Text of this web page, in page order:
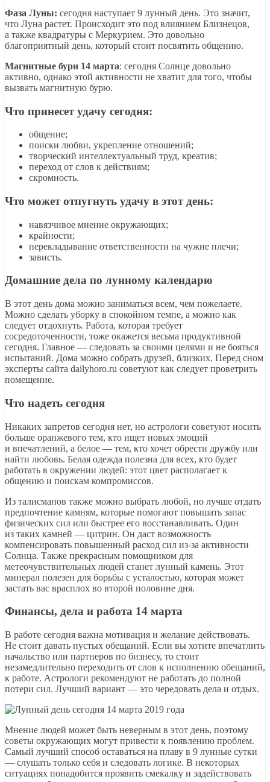
Фаза Луны: сегодня наступает 9 лунный день. Это значит,
что Луна растет. Происходит это под влиянием Близнецов,
а также квадратуры с Меркурием. Это довольно
благоприятный день, который стоит посвятить общению.
Магнитные бури 14 марта: сегодня Солнце довольно
активно, однако этой активности не хватит для того, чтобы
вызвать магнитную бурю.
Что принесет удачу сегодня:
общение;
поиски любви, укрепление отношений;
творческий интеллектуальный труд, креатив;
переход от слов к действиям;
скромность.
Что может отпугнуть удачу в этот день:
навязчивое мнение окружающих;
крайности;
перекладывание ответственности на чужие плечи;
зависть.
Домашние дела по лунному календарю
В этот день дома можно заниматься всем, чем пожелаете.
Можно сделать уборку в спокойном темпе, а можно как
следует отдохнуть. Работа, которая требует
сосредоточенности, тоже окажется весьма продуктивной
сегодня. Главное — следовать за своими целями и не бояться
испытаний. Дома можно собрать друзей, близких. Перед сном
эксперты сайта dailyhoro.ru советуют как следует проветрить
помещение.
Что надеть сегодня
Никаких запретов сегодня нет, но астрологи советуют носить
больше оранжевого тем, кто ищет новых эмоций
и впечатлений, а белое — тем, кто хочет обрести дружбу или
найти любовь. Белая одежда полезна для всех, кто будет
работать в окружении людей: этот цвет располагает к
общению и поискам компромиссов.
Из талисманов также можно выбрать любой, но лучше отдать
предпочтение камням, которые помогают повышать запас
физических сил или быстрее его восстанавливать. Один
из таких камней — цитрин. Он даст возможность
компенсировать повышенный расход сил из-за активности
Солнца. Также прекрасным помощником для
метеочувствительных людей станет лунный камень. Этот
минерал полезен для борьбы с усталостью, которая может
застать вас врасплох во второй половине дня.
Финансы, дела и работа 14 марта
В работе сегодня важна мотивация и желание действовать.
Не стоит давать пустых обещаний. Если вы хотите впечатлить
начальство или партнеров по бизнесу, то стоит
незамедлительно переходить от слов к исполнению обещаний,
к работе. Астрологи рекомендуют не работать до полной
потери сил. Лучший вариант — это чередовать дела и отдых.
Мнение людей может быть неверным в этот день, поэтому
советы окружающих могут привести к появлению проблем.
Самый лучший способ оставаться на плаву в 9 лунные сутки
— слушать только себя и следовать логике. В некоторых
ситуациях понадобится проявить смекалку и задействовать